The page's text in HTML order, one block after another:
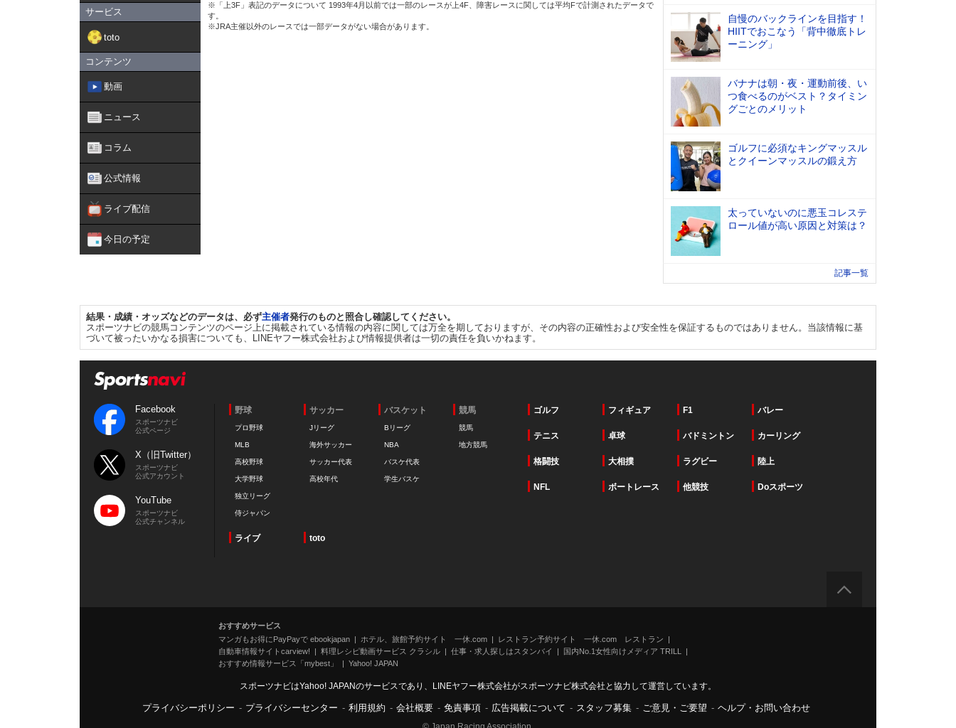
サービス
toto
コンテンツ
動画
ニュース
コラム
公式情報
ライブ配信
今日の予定
※「上3F」表記のデータについて 1993年4月以前では一部のレースが上4F、障害レースに関しては平均Fで計測されたデータで
す。
※JRA主催以外のレースでは一部データがない場合があります。
自慢のバックラインを目指す！
HIITでおこなう「背中徹底トレ
ーニング」
バナナは朝・夜・運動前後、い
つ食べるのがベスト？タイミン
グごとのメリット
ゴルフに必須なキングマッスル
とクイーンマッスルの鍛え方
太っていないのに悪玉コレステ
ロール値が高い原因と対策は？
記事一覧
結果・成績・オッズなどのデータは、必ず主催者発行のものと照合し確認してください。
スポーツナビの競馬コンテンツのページ上に掲載されている情報の内容に関しては万全を期しておりますが、その内容の正確性および安全性を保証するものではありません。当該情報に基
づいて被ったいかなる損害についても、LINEヤフー株式会社および情報提供者は一切の責任を負いかねます。
Facebook
スポーツナビ
公式ページ
X（旧Twitter）
スポーツナビ
公式アカウント
YouTube
スポーツナビ
公式チャンネル
野球
プロ野球
MLB
高校野球
大学野球
独立リーグ
侍ジャパン
サッカー
Jリーグ
海外サッカー
サッカー代表
高校年代
バスケット
Bリーグ
NBA
バスケ代表
学生バスケ
競馬
競馬
地方競馬
ゴルフ フィギュア F1 バレー
テニス 卓球 バドミントン カーリング
格闘技 大相撲 ラグビー 陸上
NFL ボートレース 他競技 Doスポーツ
ライブ toto
おすすめサービス
マンガもお得にPayPayで ebookjapan
ホテル、旅館予約サイト 一休.com
レストラン予約サイト 一休.com レストラン
自動車情報サイトcarview!
料理レシピ動画サービス クラシル 仕事・求人探しはスタンバイ
国内No.1女性向けメディア TRILL
おすすめ情報サービス「mybest」
Yahoo! JAPAN
スポーツナビはYahoo! JAPANのサービスであり、LINEヤフー株式会社がスポーツナビ株式会社と協力して運営しています。
プライバシーポリシー - プライバシーセンター - 利用規約 - 会社概要 - 免責事項 - 広告掲載について - スタッフ募集 - ご意見・ご要望 - ヘルプ・お問い合わせ